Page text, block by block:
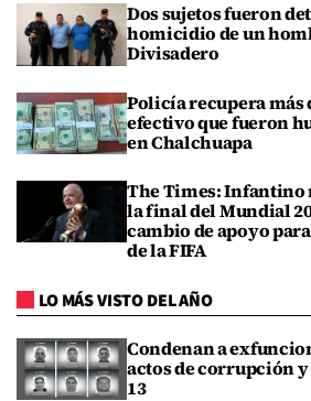
Dos sujetos fueron
homicidio de un
Divisadero
Policía recupera más
efectivo que fueron
en Chalchuapa
The Times: Infantino
la final del Mundial
cambio de apoyo
de la FIFA
LO MÁS VISTO DEL AÑO
Condenan a
actos de corrupción
13